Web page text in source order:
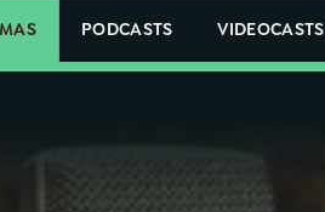
PODCASTS VIDEOCASTS